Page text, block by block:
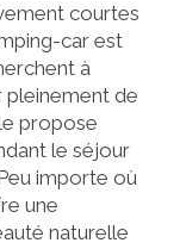
courtes
car est
à
pleinement de
propose
le séjour
importe où
une
naturelle